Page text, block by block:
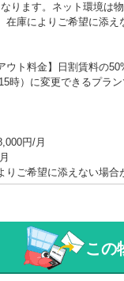
ります。ネット環境は
庫によりご希望に添え
ウト料金】日割賃料の
時）に変更できるプラン
円/月
ご希望に添えない場合
この